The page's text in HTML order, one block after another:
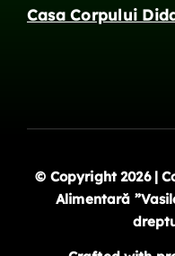
Casa Corpului
© Copyright 2026 |
Alimentară